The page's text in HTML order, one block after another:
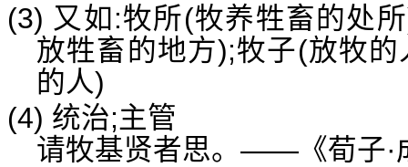
(3) 又如:牧所(牧养牲畜的处
放牲畜的地方);牧子(放牧
的人)
(4) 统治;主管
请牧基贤者思。——《荀子·